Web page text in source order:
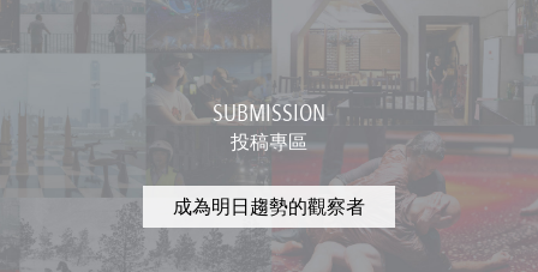
SUBMISSION
投稿專區
成為明日趨勢的觀察者